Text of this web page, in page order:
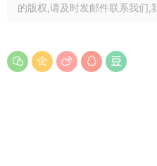
的版权,请及时发邮件联系我们,